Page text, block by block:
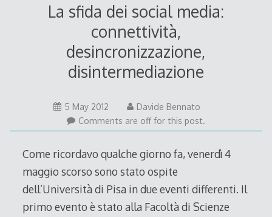
La sfida dei social media:
connettività,
desincronizzazione,
disintermediazione
5 May 2012
Davide Bennato
Comments are off for this post.
Come ricordavo qualche giorno fa, venerdì 4
maggio scorso sono stato ospite
dell’Università di Pisa in due eventi differenti. Il
primo evento è stato alla Facoltà di Scienze